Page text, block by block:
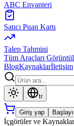
ABC Envanteri
Satıcı Puan Kartı
Talep Tahmini
Tüm Araçları
BlogKaynaklarİletişim
tr
Giriş yap
İçgörüler ve Kaynaklar